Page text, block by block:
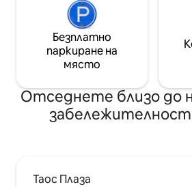
Безплатно
паркиране на
място
Отседнете близо до
Таос Плаза